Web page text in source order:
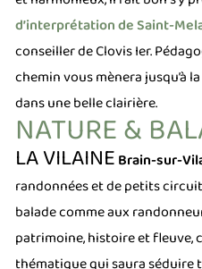
d’interprétation de Saint-
conseiller de Clovis Ier.
chemin vous mènera jusqu’à
dans une belle clairière.
NATURE &
LA VILAINEBrain-sur-
randonnées et de petits
balade comme aux
patrimoine, histoire et fleuve,